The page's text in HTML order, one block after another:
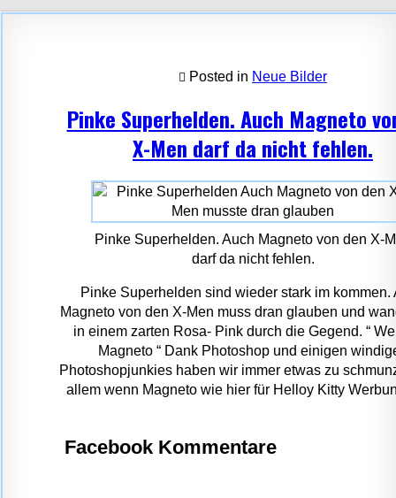
Posted in Neue Bilder
Pinke Superhelden. Auch Magneto
X-Men darf da nicht fehlen.
Pinke Superhelden. Auch Magneto von den X-
darf da nicht fehlen.
Pinke Superhelden sind wieder stark im kommen.
Magneto von den X-Men muss dran glauben und
in einem zarten Rosa- Pink durch die Gegend. “
Magneto “ Dank Photoshop und einigen
Photoshopjunkies haben wir immer etwas zu
allem wenn Magneto wie hier für Helloy Kitty
Facebook Kommentare